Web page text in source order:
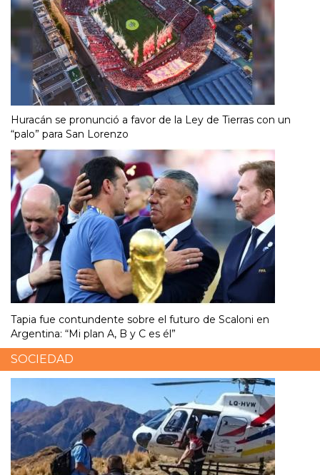
Huracán se pronunció a favor de la Ley de Tierras con un
“palo” para San Lorenzo
Tapia fue contundente sobre el futuro de Scaloni en
Argentina: “Mi plan A, B y C es él”
SOCIEDAD